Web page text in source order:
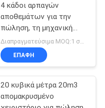
4 κάδοι αρπαγών
αποθεμάτων για την
πώληση, τη μηχανική
αρπαγή και την
ηλεκτρουδραυλική
αρπαγή
ΕΠΑΦΉ
20 κυβικά μέτρα 20m3
απομακρυσμένο